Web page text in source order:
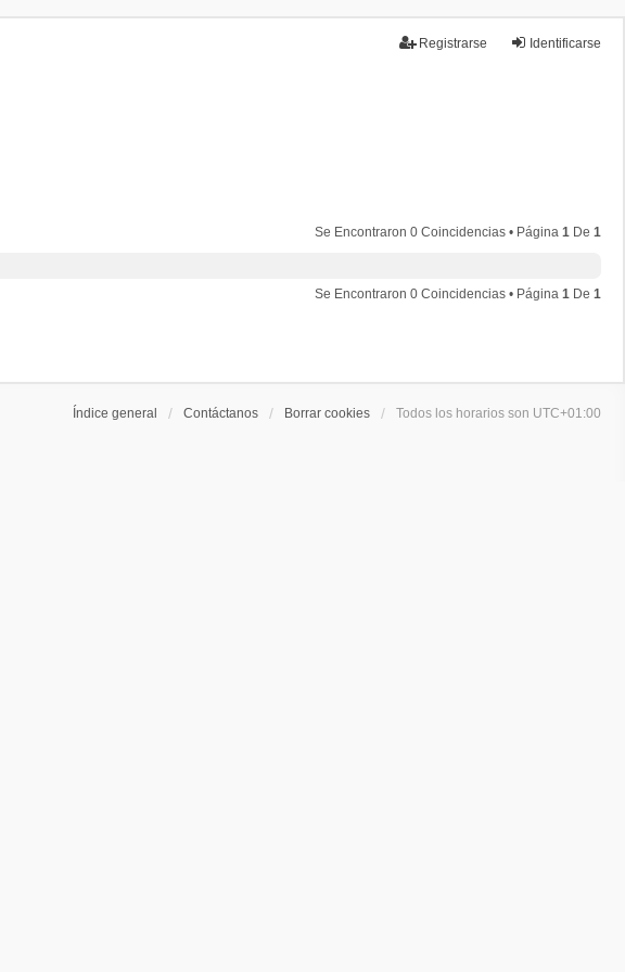
Identificarse
Registrarse
Se Encontraron 0 Coincidencias • Página 1 De 1
Se Encontraron 0 Coincidencias • Página 1 De 1
Índice general Contáctanos Borrar cookies Todos los horarios son UTC+01:00